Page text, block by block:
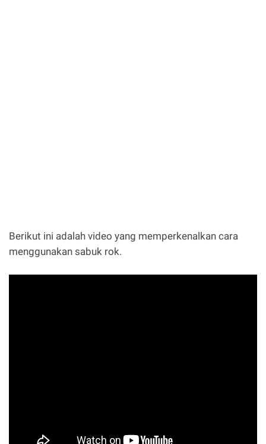
Berikut ini adalah video yang memperkenalkan cara
menggunakan sabuk rok.